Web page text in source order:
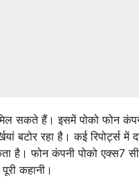
सकते हैं। इसमें पोको फोन
बटोर रहा है। कई रिपोर्ट्स में
है। फोन कंपनी पोको एक्स7
कहानी।